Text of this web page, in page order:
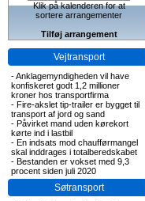
Klik på kalenderen for at
sortere arrangementer
Tilføj arrangement
Vejtransport
-Anklagemyndigheden vil have
konfiskeret godt 1,2 millioner
kroner hos transportfirma
- Fire-akslet tip-trailer er bygget til
transport af jord og sand
- Påvirket mand uden kørekort
kørte ind i lastbil
- En indsats mod chaufførmangel
skal inddrages i totalberedskabet
- Bestanden er vokset med 9,3
procent siden juli 2020
Søtransport